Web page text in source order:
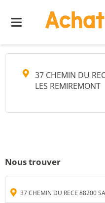
Menu
GEMA PARTS
37 CHEMIN DU
LES REMIREMONT
Nous trouver
37 CHEMIN DU RECE 88200